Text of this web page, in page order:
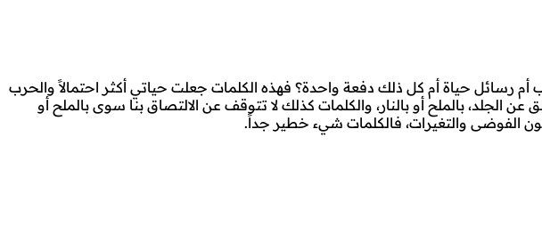
رسائل حياة أم كل ذلك دفعة واحدة؟ فهذه الكلمات جعلت حياتي أكثر احتمالاً والحرب
الجلد، بالملح أو بالنار، والكلمات كذلك لا تتوقف عن الالتصاق بنا سوى بالملح أو
الفوضى والتغيرات، فالكلمات شيء خطير جداً.